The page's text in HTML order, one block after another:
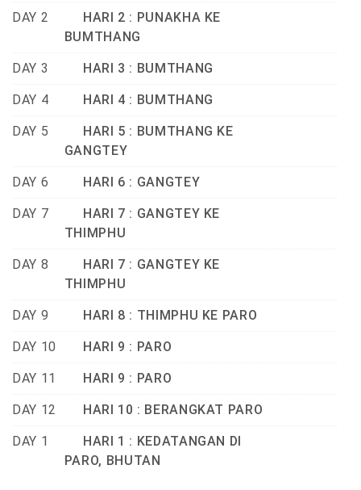
DAY 2
HARI 2 : PUNAKHA KE
BUMTHANG
DAY 3 HARI 3 : BUMTHANG
DAY 4 HARI 4 : BUMTHANG
DAY 5
HARI 5 : BUMTHANG KE
GANGTEY
DAY 6 HARI 6 : GANGTEY
DAY 7
HARI 7 : GANGTEY KE
THIMPHU
DAY 8
HARI 7 : GANGTEY KE
THIMPHU
DAY 9 HARI 8 : THIMPHU KE PARO
DAY 10 HARI 9 : PARO
DAY 11 HARI 9 : PARO
DAY 12 HARI 10 : BERANGKAT PARO
DAY 1
HARI 1 : KEDATANGAN DI
PARO, BHUTAN